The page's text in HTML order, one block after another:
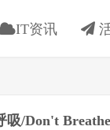
IT资讯
吸/Don't